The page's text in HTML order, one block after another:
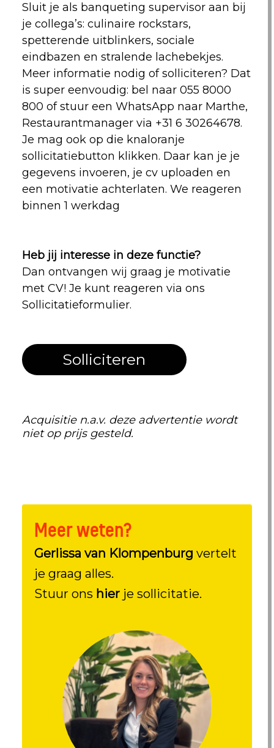
Sluit je als banqueting supervisor aan bij
je collega’s: culinaire rockstars,
spetterende uitblinkers, sociale
eindbazen en stralende lachebekjes.
Meer informatie nodig of solliciteren? Dat
is super eenvoudig: bel naar 055 8000
800 of stuur een WhatsApp naar Marthe,
Restaurantmanager via +31 6 30264678.
Je mag ook op die knaloranje
sollicitatiebutton klikken. Daar kan je je
gegevens invoeren, je cv uploaden en
een motivatie achterlaten. We reageren
binnen 1 werkdag
Heb jij interesse in deze functie?
Dan ontvangen wij graag je motivatie
met CV! Je kunt reageren via ons
Sollicitatieformulier.
Solliciteren
Acquisitie n.a.v. deze advertentie wordt
niet op prijs gesteld.
Meer weten?
Gerlissa van Klompenburg vertelt
je graag alles.
Stuur ons hier je sollicitatie.